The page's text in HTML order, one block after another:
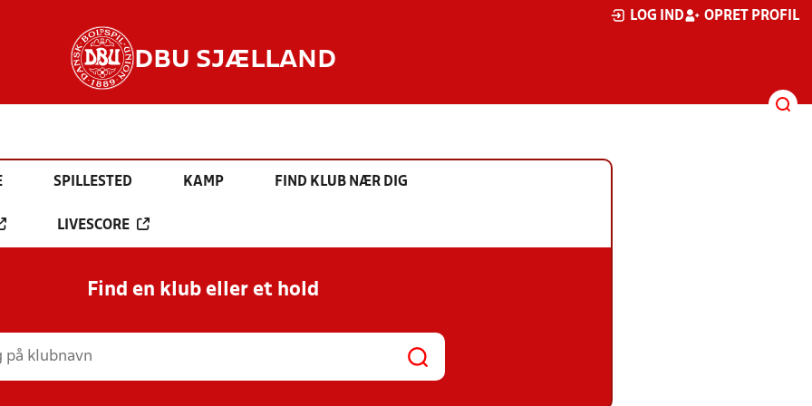
LOG IND OPRET PROFIL
DBU SJÆLLAND
SPILLESTED KAMP FIND KLUB NÆR DIG
LIVESCORE
Find en klub eller et hold